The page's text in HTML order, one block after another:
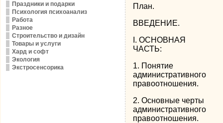
Праздники и подарки
Психология психоанализ
Работа
Разное
Строительство и дизайн
Товары и услуги
Хард и софт
Экология
Экстросенсорика
План.
ВВЕДЕНИЕ.
I. ОСНОВНАЯ
ЧАСТЬ:
1. Понятие
административного
правоотношения.
2. Основные черты
административного
правоотношения.